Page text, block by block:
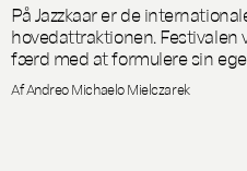
På Jazzkaar er de
hovedattraktionen. Festivalen
færd med at formulere sin
Af Andreo Michaelo Mielczarek